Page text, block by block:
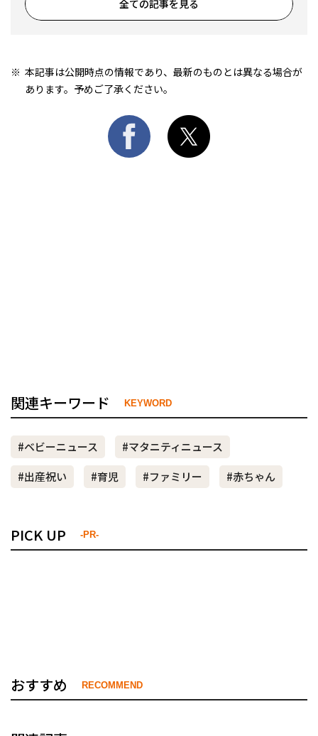
全ての記事を見る
本記事は公開時点の情報であり、最新のものとは異なる場合が
あります。予めご了承ください。
関連キーワード KEYWORD
#ベビーニュース
#マタニティニュース
#出産祝い
#育児 #ファミリー #赤ちゃん
PICK UP -PR-
おすすめ RECOMMEND